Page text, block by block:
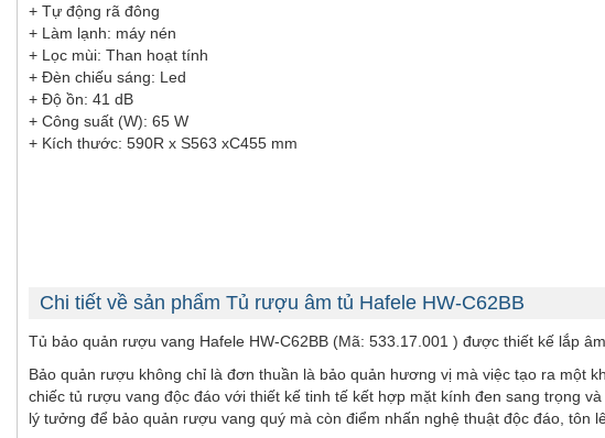
+ Tự động rã đông
+ Làm lạnh: máy nén
+ Lọc mùi: Than hoạt tính
+ Đèn chiếu sáng: Led
+ Độ ồn: 41 dB
+ Công suất (W): 65 W
+ Kích thước: 590R x S563 xC455 mm
Chi tiết về sản phẩm Tủ rượu âm tủ Hafele HW-C62BB
Tủ bảo quản rượu vang Hafele HW-C62BB (Mã: 533.17.001 ) được thiết kế lắp
Bảo quản rượu không chỉ là đơn thuần là bảo quản hương vị mà việc tạo ra một
chiếc tủ rượu vang độc đáo với thiết kế tinh tế kết hợp mặt kính đen sang trọng
lý tưởng để bảo quản rượu vang quý mà còn điểm nhấn nghệ thuật độc đáo, tôn